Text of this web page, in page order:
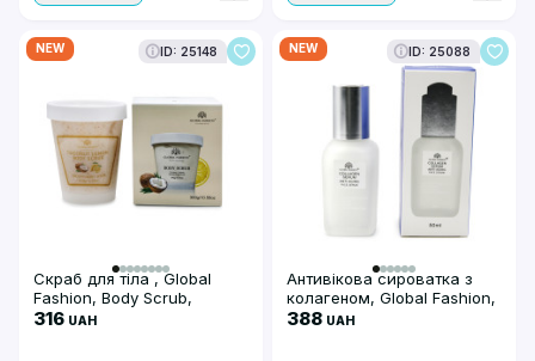
NEW ID: 25148
Скраб для тіла , Global
Fashion, Body Scrub,
Coconut Lemon, 300g
316 UAH
NEW ID: 25088
Антивікова сироватка з
колагеном, Global Fashion,
Collagen Anti-Aging Face
388 UAH